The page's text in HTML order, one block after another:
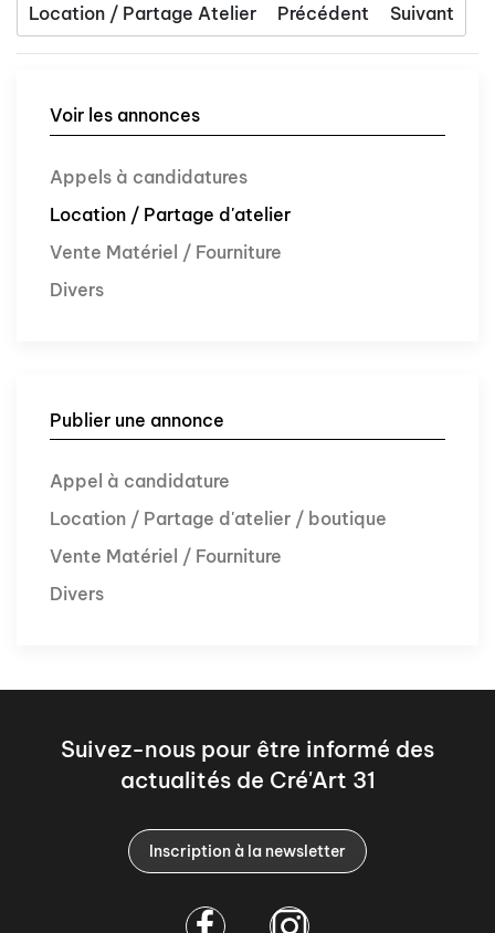
Location / Partage Atelier Précédent Suivant
Voir les annonces
Appels à candidatures
Location / Partage d'atelier
Vente Matériel / Fourniture
Divers
Publier une annonce
Appel à candidature
Location / Partage d'atelier / boutique
Vente Matériel / Fourniture
Divers
Suivez-nous pour être informé des
actualités de Cré'Art 31
Inscription à la newsletter